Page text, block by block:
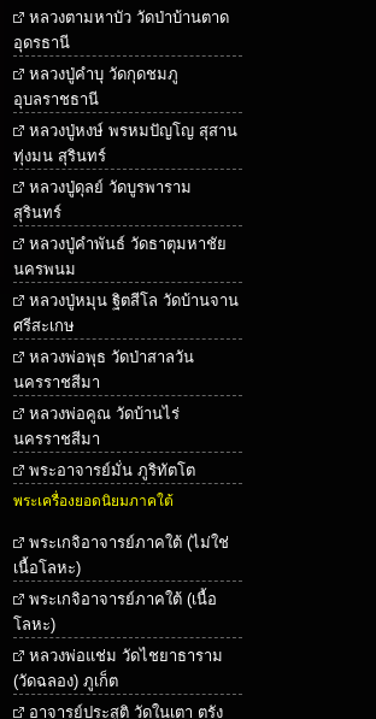
หลวงตามหาบัว วัดป่าบ้านตาด
อุดรธานี
หลวงปู่คำบุ วัดกุดชมภู
อุบลราชธานี
หลวงปู่หงษ์ พรหมปัญโญ สุสาน
ทุ่งมน สุรินทร์
หลวงปู่ดุลย์ วัดบูรพาราม
สุรินทร์
หลวงปู่คำพันธ์ วัดธาตุมหาชัย
นครพนม
หลวงปู่หมุน ฐิตสีโล วัดบ้านจาน
ศรีสะเกษ
หลวงพ่อพุธ วัดป่าสาลวัน
นครราชสีมา
หลวงพ่อคูณ วัดบ้านไร่
นครราชสีมา
พระอาจารย์มั่น ภูริทัตโต
พระเครื่องยอดนิยมภาคใต้
พระเกจิอาจารย์ภาคใต้ (ไม่ใช่
เนื้อโลหะ)
พระเกจิอาจารย์ภาคใต้ (เนื้อ
โลหะ)
หลวงพ่อแช่ม วัดไชยาธาราม
(วัดฉลอง) ภูเก็ต
อาจารย์ประสูติ วัดในเตา ตรัง